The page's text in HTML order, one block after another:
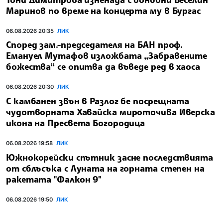
Маринов по време на концерта му в Бургас
06.08.2026 20:35 ЛИК
Според зам.-председателя на БАН проф.
Емануел Мутафов изложбата „Забравените
божества“ се опитва да въведе ред в хаоса
06.08.2026 20:30 ЛИК
С камбанен звън в Разлог бе посрещната
чудотворната Хавайска мироточива Иверска
икона на Пресвета Богородица
06.08.2026 19:58 ЛИК
Южнокорейски спътник засне последствията
от сблъсъка с Луната на горната степен на
ракетата "Фалкон 9"
06.08.2026 19:50 ЛИК